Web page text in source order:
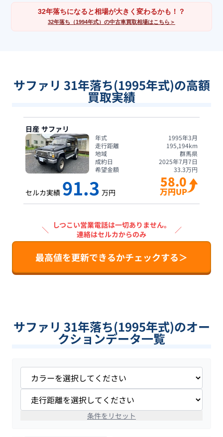
32年落ちになると相場が大きく変わるかも！？
32年落ち（1994年式）の中古車買取相場はこちら＞
サファリ 31年落ち(1995年式)の高額
買取実績
日産 サファリ
年式
1995年3月
走行距離
195,194km
地域
群馬県
成約日
2025年7月7日
希望金額
33.3万円
セルカ実績 91.3 万円
58.0
万円UP
＼ しつこい営業電話は一切ありません。
連絡はセルカからのみ
／
最高値を更新できるかチェックする＞
サファリ 31年落ち(1995年式)のオー
クションデータ一覧
条件をリセット